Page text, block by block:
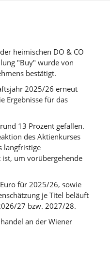
heimischen DO & CO
"Buy" wurde von
bestätigt.
2025/26 erneut
Ergebnisse für das
13 Prozent gefallen.
des Aktienkurses
langfristige
um vorübergehende
für 2025/26, sowie
je Titel beläuft
27 bzw. 2027/28.
an der Wiener